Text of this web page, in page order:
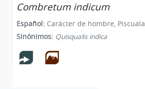
Combretum indicum
Español: Carácter de hombre, Piscuala
Sinónimos: Quisqualis indica